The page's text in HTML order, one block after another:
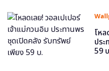
โหล
ปร
59